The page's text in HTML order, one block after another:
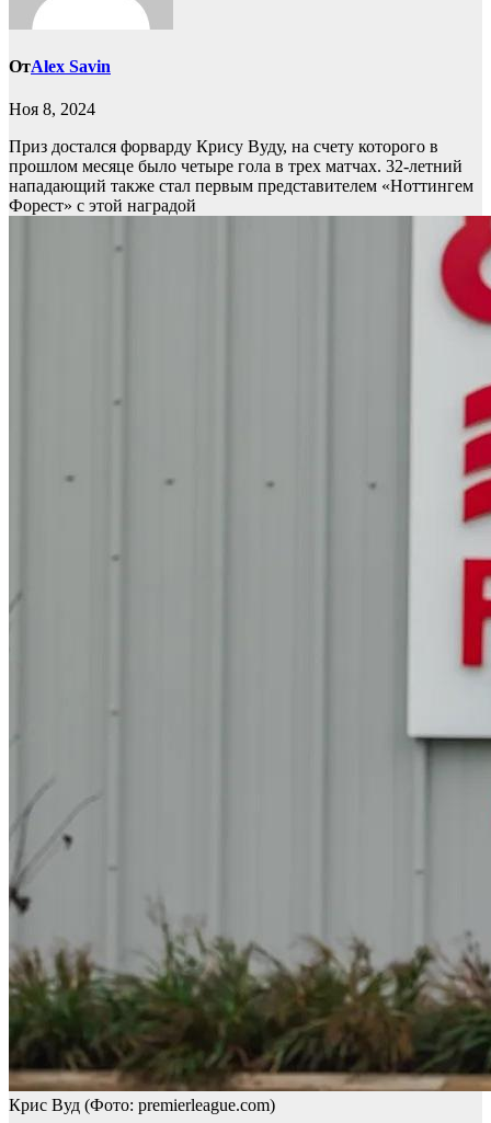
ОтAlex Savin
Ноя 8, 2024
Приз достался форварду Крису Вуду, на счету которого в
прошлом месяце было четыре гола в трех матчах. 32-летний
нападающий также стал первым представителем «Ноттингем
Форест» с этой наградой
Крис Вуд (Фото: premierleague.com)